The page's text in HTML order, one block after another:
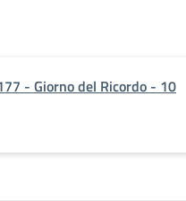
- Giorno del Ricordo - 10